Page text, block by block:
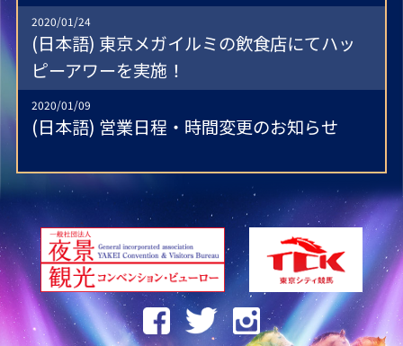
2020/01/24
(日本語) 東京メガイルミの飲食店にてハッ
ピーアワーを実施！
2020/01/09
(日本語) 営業日程・時間変更のお知らせ